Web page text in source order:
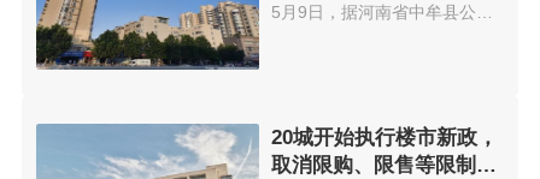
37.96亩
5月9日，据河南省中牟县公共资源...
20城开始执行楼市新政，
取消限购、限售等限制性